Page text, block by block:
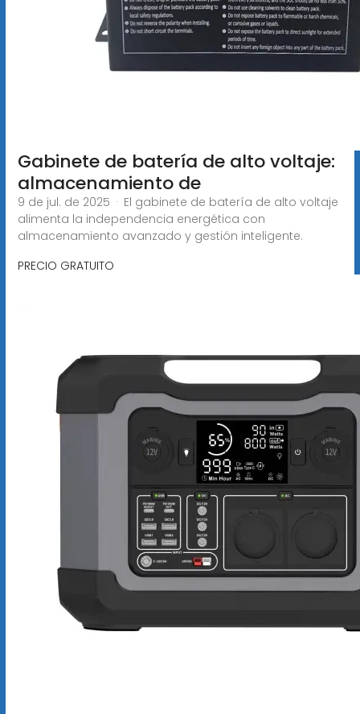
Gabinete de batería de alto voltaje:
almacenamiento de
9 de jul. de 2025 · El gabinete de batería de alto voltaje
alimenta la independencia energética con
almacenamiento avanzado y gestión inteligente.
PRECIO GRATUITO